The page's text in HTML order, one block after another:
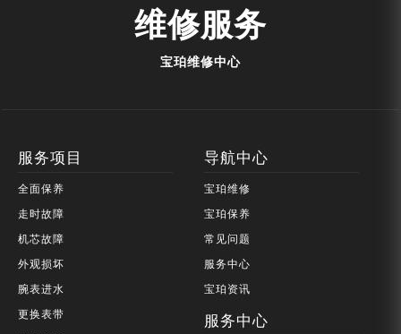
维修服务
宝珀维修中心
服务项目
全面保养
走时故障
机芯故障
外观损坏
腕表进水
更换表带
导航中心
宝珀维修
宝珀保养
常见问题
服务中心
宝珀资讯
服务中心